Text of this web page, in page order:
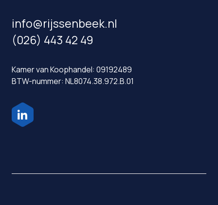
info@rijssenbeek.nl
(026) 443 42 49
Kamer van Koophandel: 09192489
BTW-nummer: NL8074.38.972.B.01